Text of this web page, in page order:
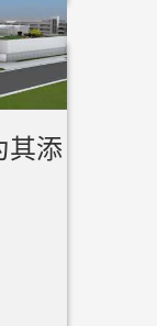
其添